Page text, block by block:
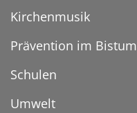
Kirchenmusik
Prävention im Bistum
Schulen
Umwelt